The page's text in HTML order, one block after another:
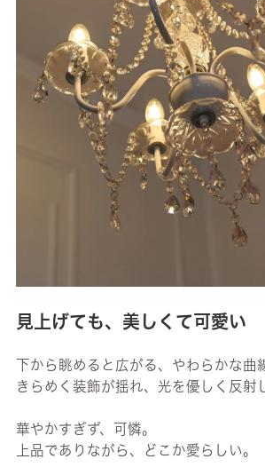
見上げても、美しくて可愛い
下から眺めると広がる、やわらかな曲
きらめく装飾が揺れ、光を優しく反射
華やかすぎず、可憐。
上品でありながら、どこか愛らしい。